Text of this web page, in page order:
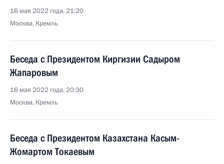
16 мая 2022 года, 21:20
Москва, Кремль
Беседа с Президентом Киргизии Садыром
Жапаровым
16 мая 2022 года, 20:30
Москва, Кремль
Беседа с Президентом Казахстана Касым-
Жомартом Токаевым